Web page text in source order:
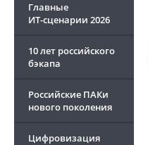
Главные
ИТ-сценарии 2026
10 лет российского
бэкапа
Российские ПАКи
нового поколения
Цифровизация